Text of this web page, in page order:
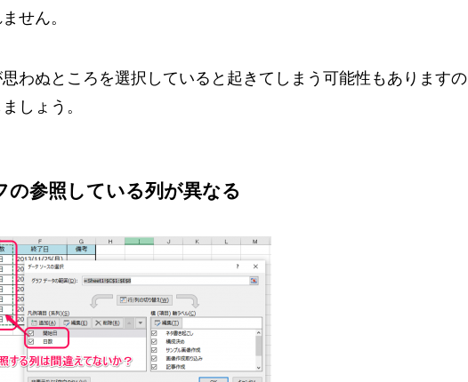
せん。
わぬところを選択していると起きてしまう可能性もありますの
しょう。
の参照している列が異なる